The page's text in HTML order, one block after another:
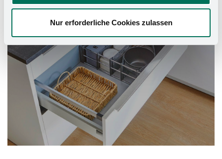
Nur erforderliche Cookies zulassen